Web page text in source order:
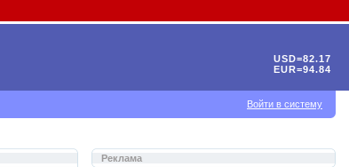
Реклама
USD=82.17
EUR=94.84
Войти в систему